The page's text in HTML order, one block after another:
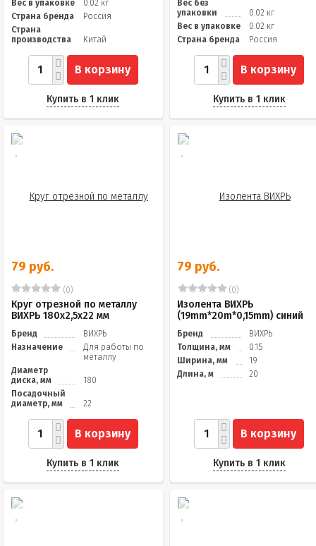
Вес в упаковке
0.02 кг
Страна бренда
Россия
Страна
производства
Китай
В корзину
Купить в 1 клик
Вес без
упаковки
0.02 кг
Вес в упаковке
0.02 кг
Страна бренда
Россия
В корзину
Купить в 1 клик
79 руб.
(0)
Круг отрезной по металлу
ВИХРЬ 180х2,5х22 мм
Бренд
ВИХРЬ
Назначение
Для работы по
металлу
Диаметр
диска, мм
180
Посадочный
диаметр, мм
22
В корзину
Купить в 1 клик
79 руб.
(0)
Изолента ВИХРЬ
(19mm*20m*0,15mm) синий
Бренд
ВИХРЬ
Толщина, мм
0.15
Ширина, мм
19
Длина, м
20
В корзину
Купить в 1 клик